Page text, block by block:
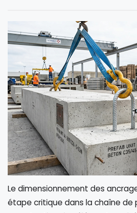
Le dimensionnement des
étape critique dans la chaîne de